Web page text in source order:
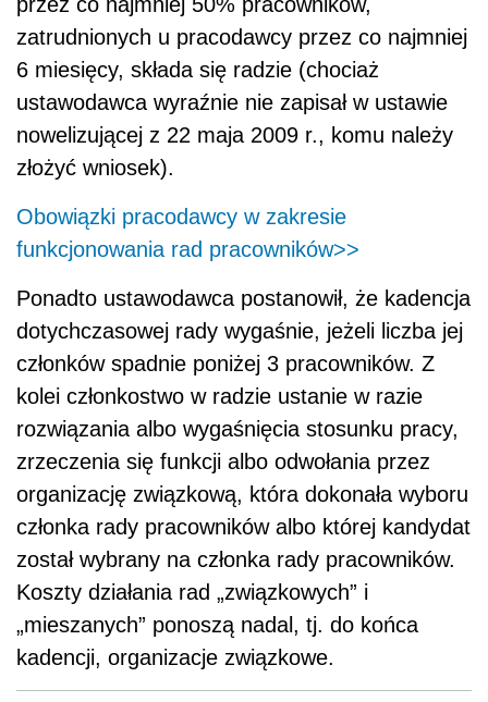
zatrudnionych u pracodawcy przez co najmniej
6 miesięcy, składa się radzie (chociaż
ustawodawca wyraźnie nie zapisał w ustawie
nowelizującej z 22 maja 2009 r., komu należy
złożyć wniosek).
Obowiązki pracodawcy w zakresie
funkcjonowania rad pracowników>>
Ponadto ustawodawca postanowił, że kadencja
dotychczasowej rady wygaśnie, jeżeli liczba jej
członków spadnie poniżej 3 pracowników. Z
kolei członkostwo w radzie ustanie w razie
rozwiązania albo wygaśnięcia stosunku pracy,
zrzeczenia się funkcji albo odwołania przez
organizację związkową, która dokonała wyboru
członka rady pracowników albo której kandydat
został wybrany na członka rady pracowników.
Koszty działania rad „związkowych” i
„mieszanych” ponoszą nadal, tj. do końca
kadencji, organizacje związkowe.